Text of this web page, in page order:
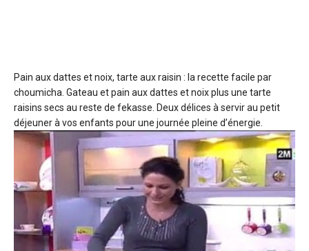
Pain aux dattes et noix, tarte aux raisin : la recette facile par
choumicha. Gateau et pain aux dattes et noix plus une tarte
raisins secs au reste de fekasse. Deux délices à servir au petit
déjeuner à vos enfants pour une journée pleine d’énergie.